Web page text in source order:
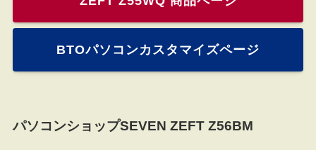
BTOパソコンカスタマイズページ
パソコンショップSEVEN ZEFT Z56BM